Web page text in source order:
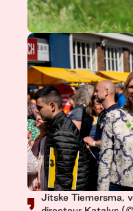
Jitske Tiemersma,